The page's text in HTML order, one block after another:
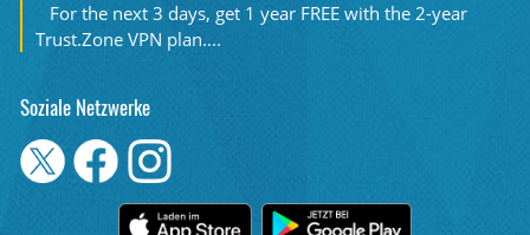
For the next 3 days, get 1 year FREE with the 2-year
Trust.Zone VPN plan....
Soziale Netzwerke